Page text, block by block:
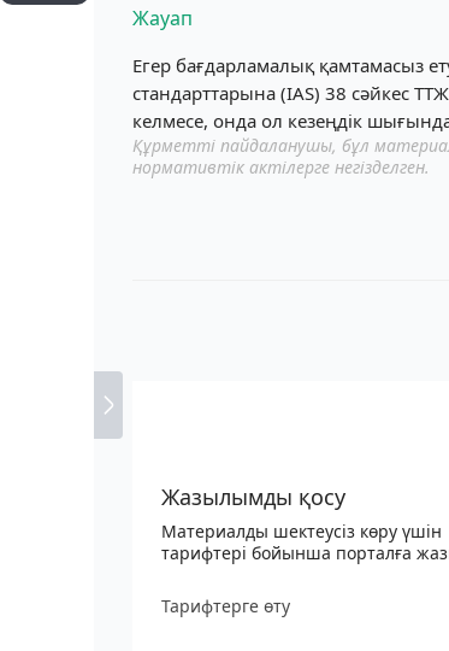
Жауап
Егер бағдарламалық қамтамасыз
стандарттарына (IAS) 38 сәйкес
келмесе, онда ол кезеңдік
Құрметті пайдаланушы, бұл
нормативтік актілерге негізделген.
Жазылымды қосу
Материалды шектеусіз көру үшін
тарифтері бойынша порталға
Тарифтерге өту